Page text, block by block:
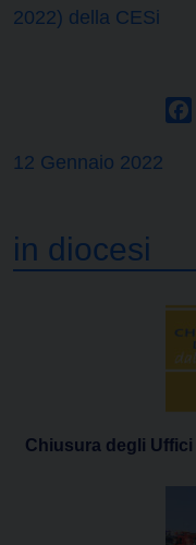
2022) della CESi
12 Gennaio 2022
in diocesi
Chiusura degli